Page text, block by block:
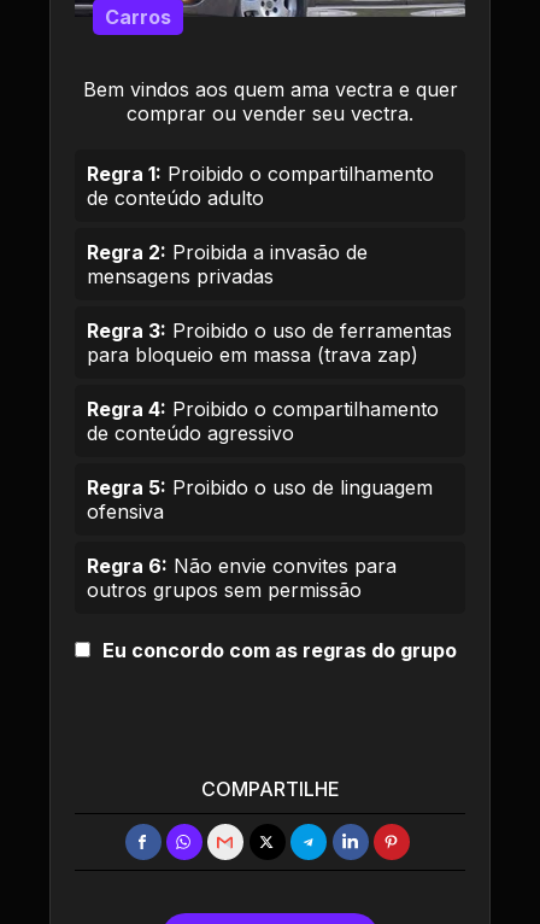
Bem vindos aos quem ama vectra e quer
comprar ou vender seu vectra.
Carros
Regra 1: Proibido o compartilhamento
de conteúdo adulto
Regra 2: Proibida a invasão de
mensagens privadas
Regra 3: Proibido o uso de ferramentas
para bloqueio em massa (trava zap)
Regra 4: Proibido o compartilhamento
de conteúdo agressivo
Regra 5: Proibido o uso de linguagem
ofensiva
Regra 6: Não envie convites para
outros grupos sem permissão
Eu concordo com as regras do grupo
COMPARTILHE